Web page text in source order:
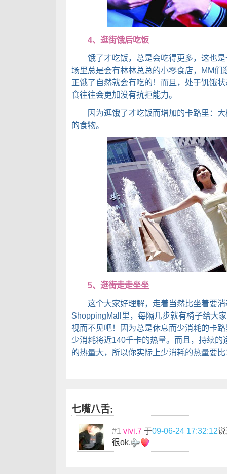
4、逛街饿后吃饭
饿了才吃饭，总是会吃得更多，这也是
场里总是会有林林总总的小零食店，MM们
正饿了自然就会有吃的！而且，处于饥饿
食往往会更加没有抗拒能力。
因为逛饿了才吃饭而增加的卡路里：大
的食物。
5、逛街走走坐坐
这个大家好理解，走着当然比坐着要消
ShoppingMall里，每隔几步就有椅子给大
视而不见吧！因为总是休息而少消耗的卡
少消耗将近140千卡的热量。而且，持续
的热量大，所以你实际上少消耗的热量要
七嘴八舌:
#1 vivi.7 于09-06-24 17:32:12
很ok,